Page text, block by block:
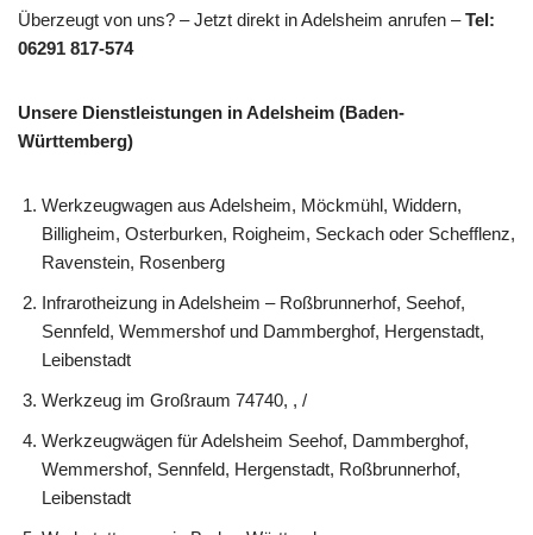
Überzeugt von uns? – Jetzt direkt in Adelsheim anrufen –Tel:
06291 817-574
Unsere Dienstleistungen in Adelsheim (Baden-
Württemberg)
Werkzeugwagen aus Adelsheim, Möckmühl, Widdern,
Billigheim, Osterburken, Roigheim, Seckach oder Schefflenz,
Ravenstein, Rosenberg
Infrarotheizung in Adelsheim – Roßbrunnerhof, Seehof,
Sennfeld, Wemmershof und Dammberghof, Hergenstadt,
Leibenstadt
Werkzeug im Großraum 74740, , /
Werkzeugwägen für Adelsheim Seehof, Dammberghof,
Wemmershof, Sennfeld, Hergenstadt, Roßbrunnerhof,
Leibenstadt